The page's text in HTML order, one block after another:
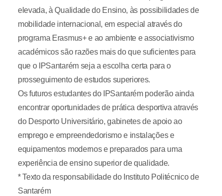
elevada, à Qualidade do Ensino, às possibilidades de
mobilidade internacional, em especial através do
programa Erasmus+ e ao ambiente e associativismo
académicos são razões mais do que suficientes para
que o IPSantarém seja a escolha certa para o
prosseguimento de estudos superiores.
Os futuros estudantes do IPSantarém poderão ainda
encontrar oportunidades de prática desportiva através
do Desporto Universitário, gabinetes de apoio ao
emprego e empreendedorismo e instalações e
equipamentos modernos e preparados para uma
experiência de ensino superior de qualidade.
* Texto da responsabilidade do Instituto Politécnico de
Santarém